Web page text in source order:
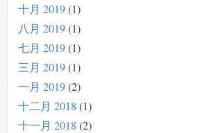
十月 2019 1
八月 2019 1
七月 2019 1
三月 2019 1
一月 2019 2
十二月 2018 1
十一月 2018 2